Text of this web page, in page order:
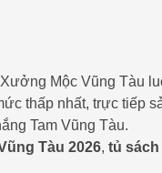
Mộc Vũng Tàu
thấp nhất, trực tiếp
Tam Vũng Tàu.
Tàu 2026, tủ sách